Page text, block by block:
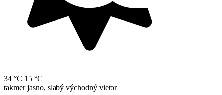
34 °C 15 °C
takmer jasno, slabý východný vietor